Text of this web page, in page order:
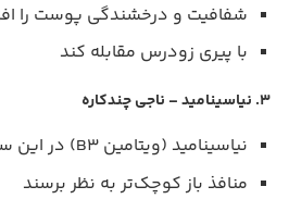
شفافیت و درخشندگی پوست را
با پیری زودرس مقابله کند
۳. نیاسینامید – ناجی چندکاره
نیاسینامید (ویتامین B3) در این سرم باعث می‌شود:
منافذ باز کوچک‌تر به نظر برسند